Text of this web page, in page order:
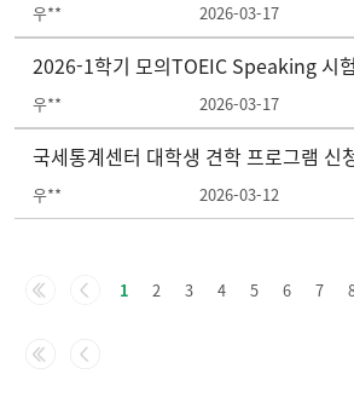
우** 2026-03-17
2026-1학기 모의TOEIC Speaking 시
우** 2026-03-17
국세통계센터 대학생 견학 프로그램 신
우** 2026-03-12
1 2 3 4 5 6 7